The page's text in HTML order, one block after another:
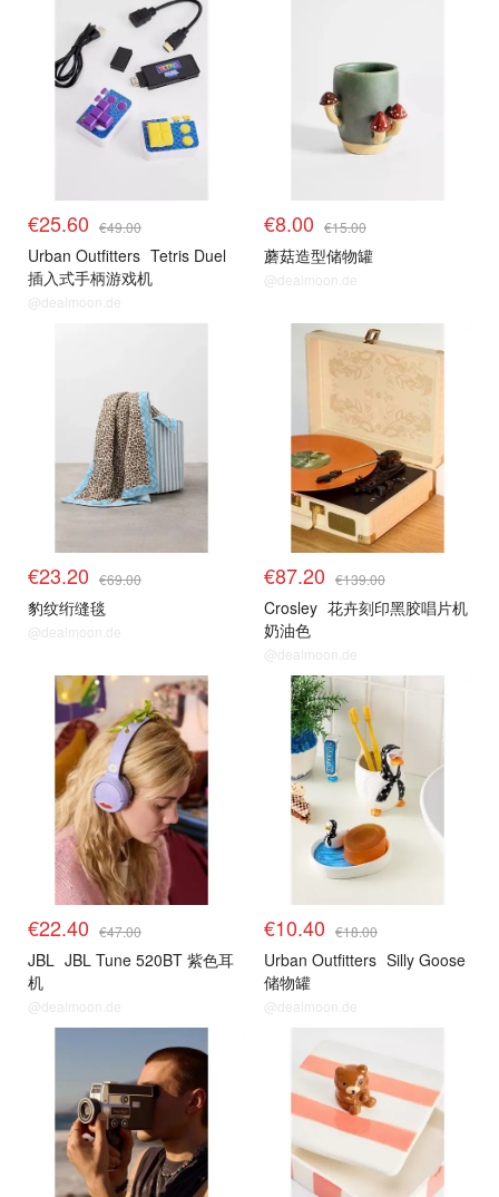
€25.60 €49.00
Urban Outfitters Tetris Duel
插入式手柄游戏机
@dealmoon.de
€8.00 €15.00
蘑菇造型储物罐
@dealmoon.de
€23.20 €69.00
豹纹绗缝毯
@dealmoon.de
€87.20 €139.00
Crosley 花卉刻印黑胶唱片机
奶油色
@dealmoon.de
€22.40 €47.00
JBL JBL Tune 520BT 紫色耳
机
@dealmoon.de
€10.40 €18.00
Urban Outfitters Silly Goose
储物罐
@dealmoon.de